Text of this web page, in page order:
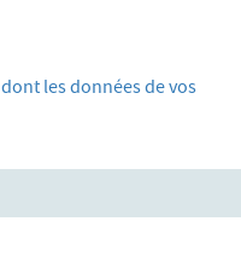
les données de vos